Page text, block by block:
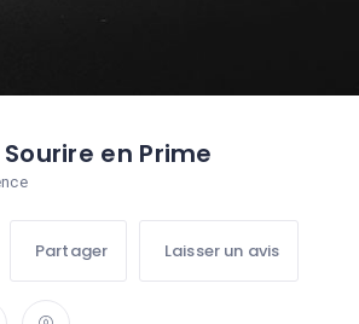
Sourire en Prime
Partager Laisser un avis